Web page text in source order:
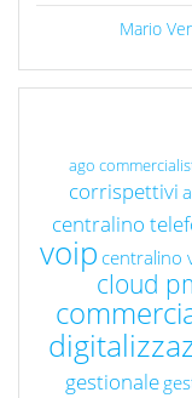
Mario
ago
corrispettivi
centralino
voip centralino
cloud
gestionale